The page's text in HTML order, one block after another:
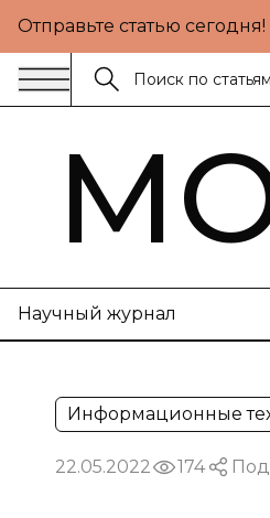
Отправьте статью
Научный журнал
Информационные
22.05.2022 174